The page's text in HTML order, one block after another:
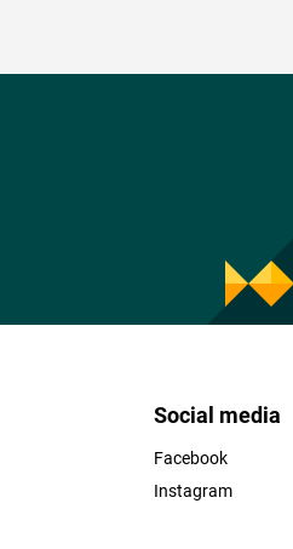
Social media
Facebook
Instagram